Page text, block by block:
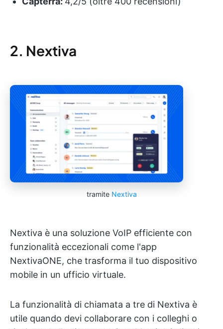
2. Nextiva
tramite Nextiva
Nextiva è una soluzione VoIP efficiente con
funzionalità eccezionali come l'app
NextivaONE, che trasforma il tuo dispositivo
mobile in un ufficio virtuale.
La funzionalità di chiamata a tre di Nextiva è
utile quando devi collaborare con i colleghi o